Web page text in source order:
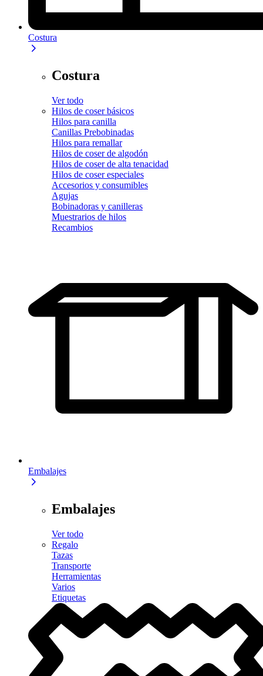
Costura
Costura
Ver todo
Hilos de coser básicos
Hilos para canilla
Canillas Prebobinadas
Hilos para remallar
Hilos de coser de algodón
Hilos de coser de alta tenacidad
Hilos de coser especiales
Accesorios y consumibles
Agujas
Bobinadoras y canilleras
Muestrarios de hilos
Recambios
Embalajes
Embalajes
Ver todo
Regalo
Tazas
Transporte
Herramientas
Varios
Etiquetas